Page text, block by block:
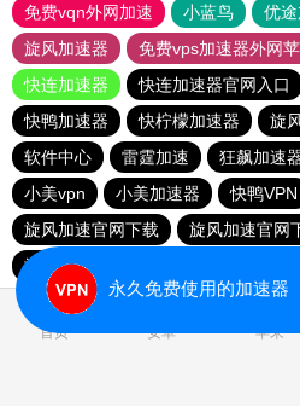
免费vqn外网加速
小蓝鸟 优
旋风加速器
免费vps加速器外网
快连加速器
快连加速器官网入口
快鸭加速器
快柠檬加速器 旋
软件中心
雷霆加速 狂飙加速
小美vpn
小美加速器 快鸭VPN
旋风加速官网下载
旋风加速官网
旋风加速官网下载
首页 安卓 苹果
永久免费使用的加速器